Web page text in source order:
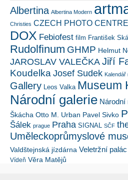
Albertina Albertina Modern
Christies CZECH PHOTO CENTRE
DOX Febiofest film František
Rudolfinum GHMP Helmut
JAROSLAV VALEČKA Jiří
Koudelka Josef Sudek Kalendář
Gallery Leos Valka Museum
Národní galerie Národní
Škácha Otto M. Urban Pavel Sivko
Šálek prague Praha SIGNAL SČF
Uměleckoprůmyslové
Valdštejnská jízdárna Veletržní palác
Vídeň Věra Matějů